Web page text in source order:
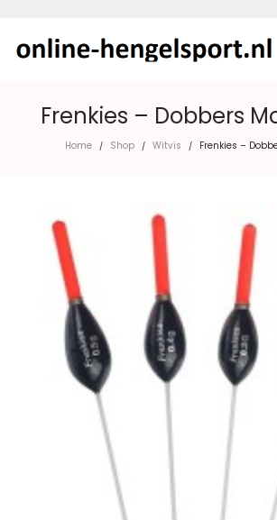
Frenkies – Dobbers
Home / Shop / Witvis / Frenkies –